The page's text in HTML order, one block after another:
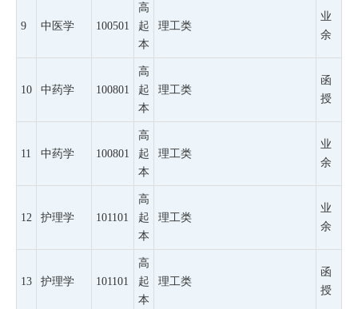
9 中医学 100501
高
起
本
理工类
业
余
10 中药学 100801
高
起
本
理工类
函
授
11 中药学 100801
高
起
本
理工类
业
余
12 护理学 101101
高
起
本
理工类
业
余
13 护理学 101101
高
起
本
理工类
函
授